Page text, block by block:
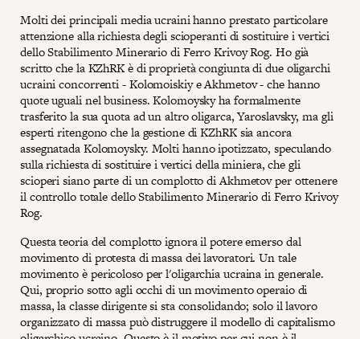
Molti dei principali media ucraini hanno prestato particolare
attenzione alla richiesta degli scioperanti di sostituire i vertici
dello Stabilimento Minerario di Ferro Krivoy Rog. Ho già
scritto che la KZhRK è di proprietà congiunta di due oligarchi
ucraini concorrenti - Kolomoiskiy e Akhmetov - che hanno
quote uguali nel business. Kolomoysky ha formalmente
trasferito la sua quota ad un altro oligarca, Yaroslavsky, ma gli
esperti ritengono che la gestione di KZhRK sia ancora
assegnatada Kolomoysky. Molti hanno ipotizzato, speculando
sulla richiesta di sostituire i vertici della miniera, che gli
scioperi siano parte di un complotto di Akhmetov per ottenere
il controllo totale dello Stabilimento Minerario di Ferro Krivoy
Rog.
Questa teoria del complotto ignora il potere emerso dal
movimento di protesta di massa dei lavoratori. Un tale
movimento è pericoloso per l'oligarchia ucraina in generale.
Qui, proprio sotto agli occhi di un movimento operaio di
massa, la classe dirigente si sta consolidando; solo il lavoro
organizzato di massa può distruggere il modello di capitalismo